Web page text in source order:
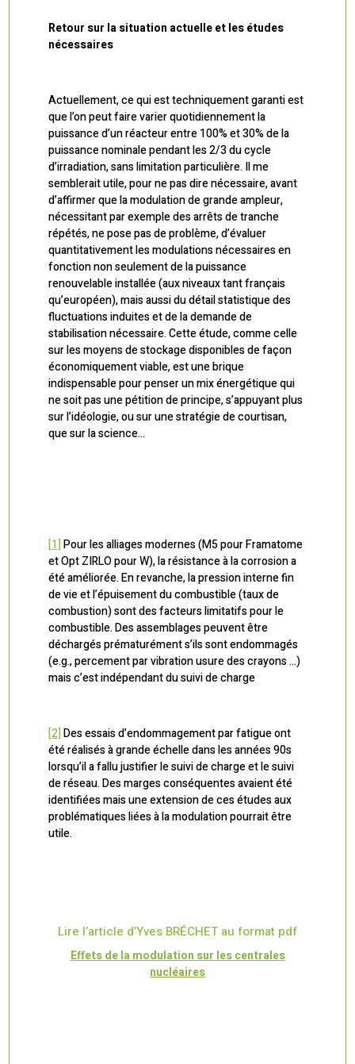
Retour sur la situation actuelle et les études
nécessaires
Actuellement, ce qui est techniquement garanti est
que l’on peut faire varier quotidiennement la
puissance d’un réacteur entre 100% et 30% de la
puissance nominale pendant les 2/3 du cycle
d’irradiation, sans limitation particulière. Il me
semblerait utile, pour ne pas dire nécessaire, avant
d’affirmer que la modulation de grande ampleur,
nécessitant par exemple des arrêts de tranche
répétés, ne pose pas de problème, d’évaluer
quantitativement les modulations nécessaires en
fonction non seulement de la puissance
renouvelable installée (aux niveaux tant français
qu’européen), mais aussi du détail statistique des
fluctuations induites et de la demande de
stabilisation nécessaire. Cette étude, comme celle
sur les moyens de stockage disponibles de façon
économiquement viable, est une brique
indispensable pour penser un mix énergétique qui
ne soit pas une pétition de principe, s’appuyant plus
sur l’idéologie, ou sur une stratégie de courtisan,
que sur la science…
[1] Pour les alliages modernes (M5 pour Framatome
et Opt ZIRLO pour W), la résistance à la corrosion a
été améliorée. En revanche, la pression interne fin
de vie et l’épuisement du combustible (taux de
combustion) sont des facteurs limitatifs pour le
combustible. Des assemblages peuvent être
déchargés prématurément s’ils sont endommagés
(e.g., percement par vibration usure des crayons …)
mais c’est indépendant du suivi de charge
[2] Des essais d’endommagement par fatigue ont
été réalisés à grande échelle dans les années 90s
lorsqu’il a fallu justifier le suivi de charge et le suivi
de réseau. Des marges conséquentes avaient été
identifiées mais une extension de ces études aux
problématiques liées à la modulation pourrait être
utile.
Lire l’article d’Yves BRÉCHET au format pdf
Effets de la modulation sur les centrales
nucléaires